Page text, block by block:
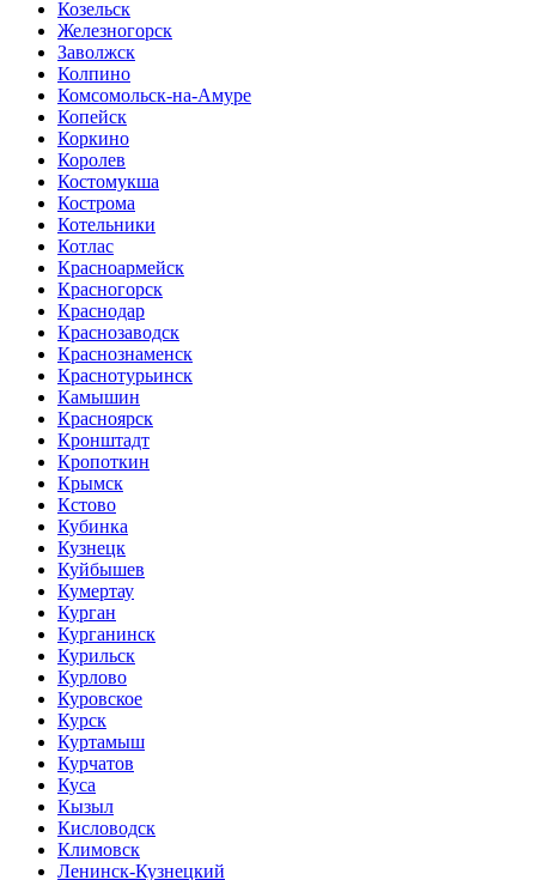
Козельск
Железногорск
Заволжск
Колпино
Комсомольск-на-Амуре
Копейск
Коркино
Королев
Костомукша
Кострома
Котельники
Котлас
Красноармейск
Красногорск
Краснодар
Краснозаводск
Краснознаменск
Краснотурьинск
Камышин
Красноярск
Кронштадт
Кропоткин
Крымск
Кстово
Кубинка
Кузнецк
Куйбышев
Кумертау
Курган
Курганинск
Курильск
Курлово
Куровское
Курск
Куртамыш
Курчатов
Куса
Кызыл
Кисловодск
Климовск
Ленинск-Кузнецкий